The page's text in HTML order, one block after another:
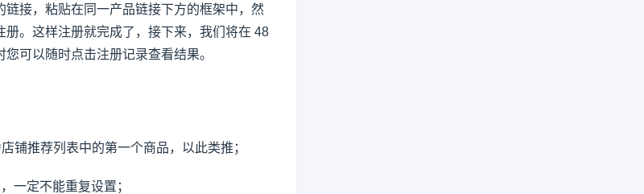
接，粘贴在同一产品链接下方的框架中，然
。这样注册就完成了，接下来，我们将在 48
可以随时点击注册记录查看结果。
铺推荐列表中的第一个商品，以此类推；
一定不能重复设置；